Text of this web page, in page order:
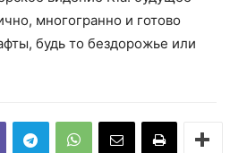
многогранно и готово
будь то бездорожье или